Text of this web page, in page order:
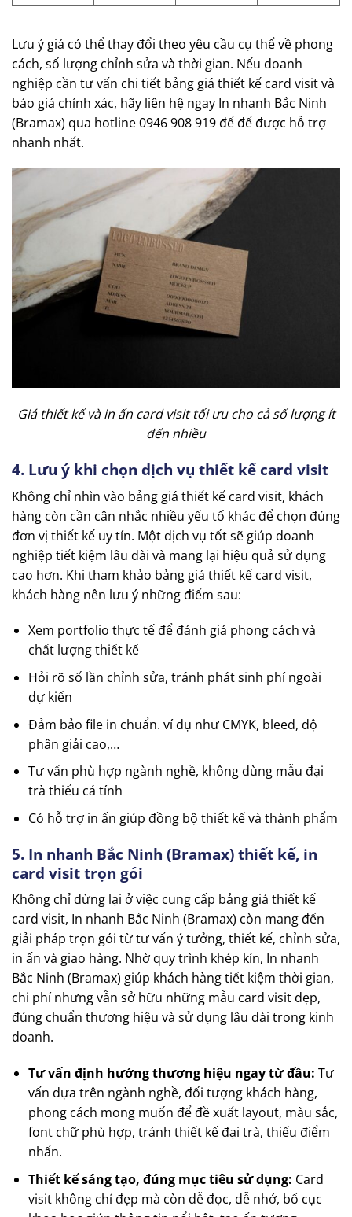
Lưu ý giá có thể thay đổi theo yêu cầu cụ thể về phong
cách, số lượng chỉnh sửa và thời gian. Nếu doanh
nghiệp cần tư vấn chi tiết bảng giá thiết kế card visit và
báo giá chính xác, hãy liên hệ ngay In nhanh Bắc Ninh
(Bramax) qua hotline 0946 908 919 để để được hỗ trợ
nhanh nhất.
Giá thiết kế và in ấn card visit tối ưu cho cả số lượng ít
đến nhiều
4. Lưu ý khi chọn dịch vụ thiết kế card visit
Không chỉ nhìn vào bảng giá thiết kế card visit, khách
hàng còn cần cân nhắc nhiều yếu tố khác để chọn đúng
đơn vị thiết kế uy tín. Một dịch vụ tốt sẽ giúp doanh
nghiệp tiết kiệm lâu dài và mang lại hiệu quả sử dụng
cao hơn. Khi tham khảo bảng giá thiết kế card visit,
khách hàng nên lưu ý những điểm sau:
Xem portfolio thực tế để đánh giá phong cách và
chất lượng thiết kế
Hỏi rõ số lần chỉnh sửa, tránh phát sinh phí ngoài
dự kiến
Đảm bảo file in chuẩn. ví dụ như CMYK, bleed, độ
phân giải cao,…
Tư vấn phù hợp ngành nghề, không dùng mẫu đại
trà thiếu cá tính
Có hỗ trợ in ấn giúp đồng bộ thiết kế và thành phẩm
5. In nhanh Bắc Ninh (Bramax) thiết kế, in
card visit trọn gói
Không chỉ dừng lại ở việc cung cấp bảng giá thiết kế
card visit, In nhanh Bắc Ninh (Bramax) còn mang đến
giải pháp trọn gói từ tư vấn ý tưởng, thiết kế, chỉnh sửa,
in ấn và giao hàng. Nhờ quy trình khép kín, In nhanh
Bắc Ninh (Bramax) giúp khách hàng tiết kiệm thời gian,
chi phí nhưng vẫn sở hữu những mẫu card visit đẹp,
đúng chuẩn thương hiệu và sử dụng lâu dài trong kinh
doanh.
Tư vấn định hướng thương hiệu ngay từ đầu: Tư
vấn dựa trên ngành nghề, đối tượng khách hàng,
phong cách mong muốn để đề xuất layout, màu sắc,
font chữ phù hợp, tránh thiết kế đại trà, thiếu điểm
nhấn.
Thiết kế sáng tạo, đúng mục tiêu sử dụng: Card
visit không chỉ đẹp mà còn dễ đọc, dễ nhớ, bố cục